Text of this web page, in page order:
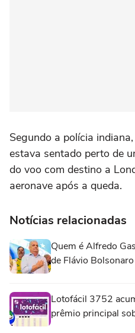
Segundo a polícia
estava sentado perto de
do voo com destino a
aeronave após a queda.
Notícias relacionadas
Quem é Alfredo
de Flávio
Lotofácil 3752
prêmio principal